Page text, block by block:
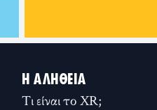
Η ΑΛΉΘΕΙΑ
Τι είναι το XR;